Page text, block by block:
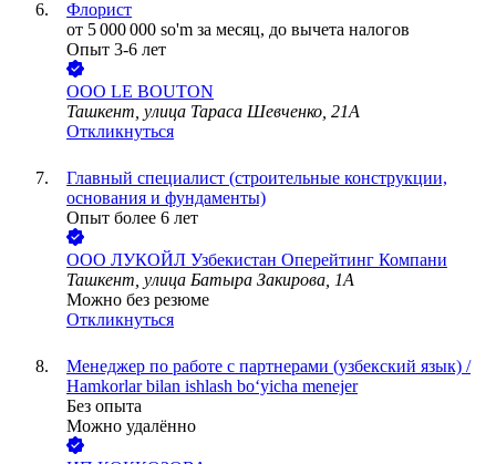
Флорист
от 5 000 000 so'm за месяц, до вычета налогов
Опыт 3-6 лет
ООО LE BOUTON
Ташкент, улица Тараса Шевченко, 21А
Откликнуться
Главный специалист (строительные конструкции,
основания и фундаменты)
Опыт более 6 лет
ООО ЛУКОЙЛ Узбекистан Оперейтинг Компани
Ташкент, улица Батыра Закирова, 1А
Можно без резюме
Откликнуться
Менеджер по работе с партнерами (узбекский язык) /
Hamkorlar bilan ishlash bo‘yicha menejer
Без опыта
Можно удалённо